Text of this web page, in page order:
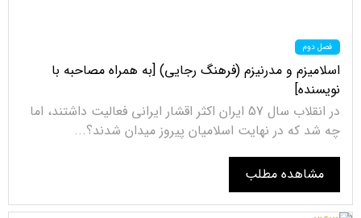
فصل دوم
اسلامیزم و مدرنیزم (فرهنگ رجایی) [به همراه مصاحبه با
نویسنده]
در انقلاب سال 57 ایران اکثر اقشار ایرانی فعالیت داشتند، اما
چه شد که در نهایت اسلامیان پیروز میدان شدند؟...
مشاهده مطلب